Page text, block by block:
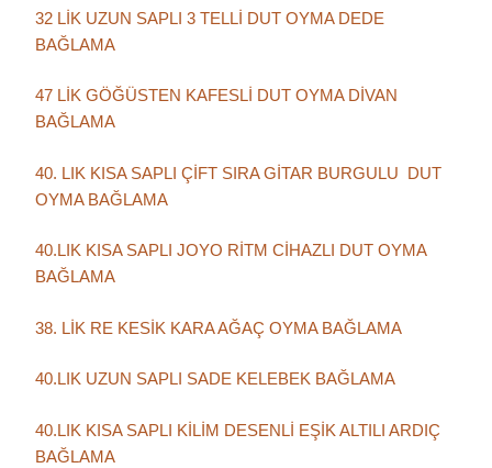
32 LİK UZUN SAPLI 3 TELLİ DUT OYMA DEDE
BAĞLAMA
47 LİK GÖĞÜSTEN KAFESLİ DUT OYMA DİVAN
BAĞLAMA
40. LIK KISA SAPLI ÇİFT SIRA GİTAR BURGULU DUT
OYMA BAĞLAMA
40.LIK KISA SAPLI JOYO RİTM CİHAZLI DUT OYMA
BAĞLAMA
38. LİK RE KESİK KARA AĞAÇ OYMA BAĞLAMA
40.LIK UZUN SAPLI SADE KELEBEK BAĞLAMA
40.LIK KISA SAPLI KİLİM DESENLİ EŞİK ALTILI ARDIÇ
BAĞLAMA